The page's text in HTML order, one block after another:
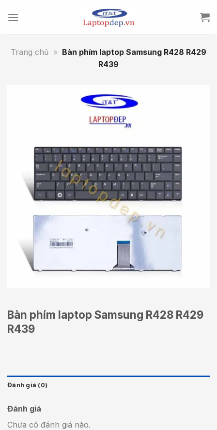
Trang chủ » Bàn phím laptop Samsung R428 R429
R439
Bàn phím laptop Samsung R428 R429
R439
Đánh giá (0)
Đánh giá
Chưa có đánh giá nào.